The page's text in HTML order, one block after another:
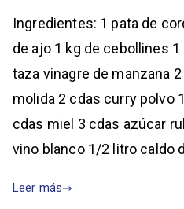
Ingredientes: 1 pata de
de ajo 1 kg de cebollines
taza vinagre de manzana
molida 2 cdas curry polvo
cdas miel 3 cdas azúcar
vino blanco 1/2 litro caldo
Leer más